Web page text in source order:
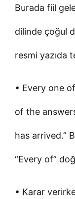
Burada fiil
dilinde çoğul
resmi yazıda
• Every one
of the
has arrived.”
“Every of”
• Karar